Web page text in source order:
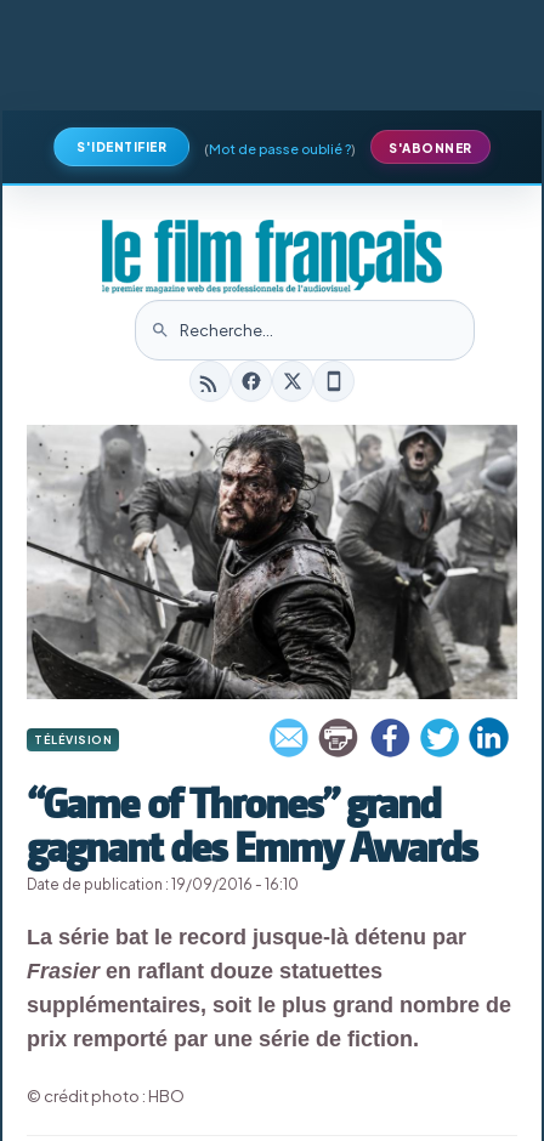
S'IDENTIFIER (Mot de passe oublié ?) S'ABONNER
TÉLÉVISION
“Game of Thrones” grand
gagnant des Emmy Awards
Date de publication : 19/09/2016 - 16:10
La série bat le record jusque-là détenu par
Frasieren raflant douze statuettes
supplémentaires, soit le plus grand nombre de
prix remporté par une série de fiction.
© crédit photo : HBO